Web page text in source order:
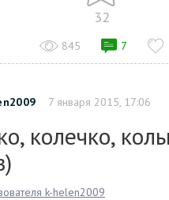
32
845 7
7 января 2015, 17:06
колечко,
k-helen2009